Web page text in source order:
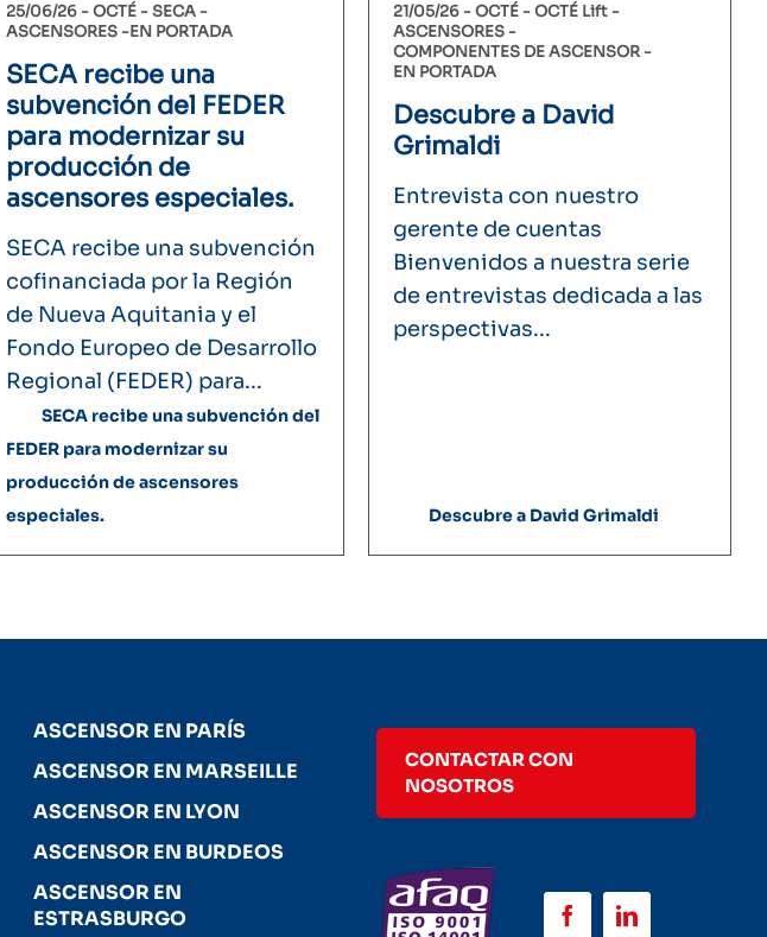
25/06/26 -OCTÉ
SECA
ASCENSORES
EN PORTADA
SECA recibe una
subvención del FEDER
para modernizar su
producción de
ascensores especiales.
SECA recibe una subvención
cofinanciada por la Región
de Nueva Aquitania y el
Fondo Europeo de Desarrollo
Regional (FEDER) para...
SECA recibe una subvención del
FEDER para modernizar su
producción de ascensores
especiales.
21/05/26 -OCTÉ
OCTÉ Lift
ASCENSORES
COMPONENTES DE ASCENSOR
EN PORTADA
Descubre a David
Grimaldi
Entrevista con nuestro
gerente de cuentas
Bienvenidos a nuestra serie
de entrevistas dedicada a las
perspectivas...
Descubre a David Grimaldi
ASCENSOR EN PARÍS
ASCENSOR EN MARSEILLE
ASCENSOR EN LYON
ASCENSOR EN BURDEOS
ASCENSOR EN
ESTRASBURGO
CONTACTAR CON
NOSOTROS